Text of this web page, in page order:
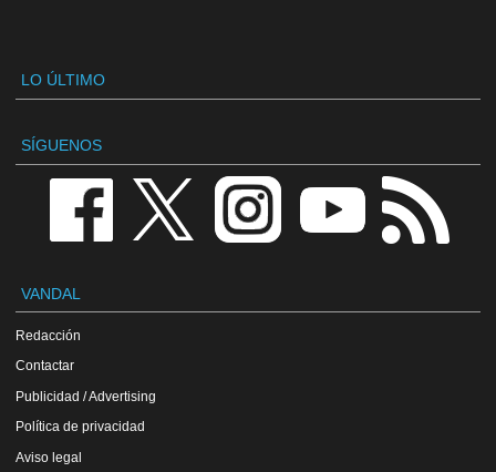
LO ÚLTIMO
SÍGUENOS
VANDAL
Redacción
Contactar
Publicidad / Advertising
Política de privacidad
Aviso legal